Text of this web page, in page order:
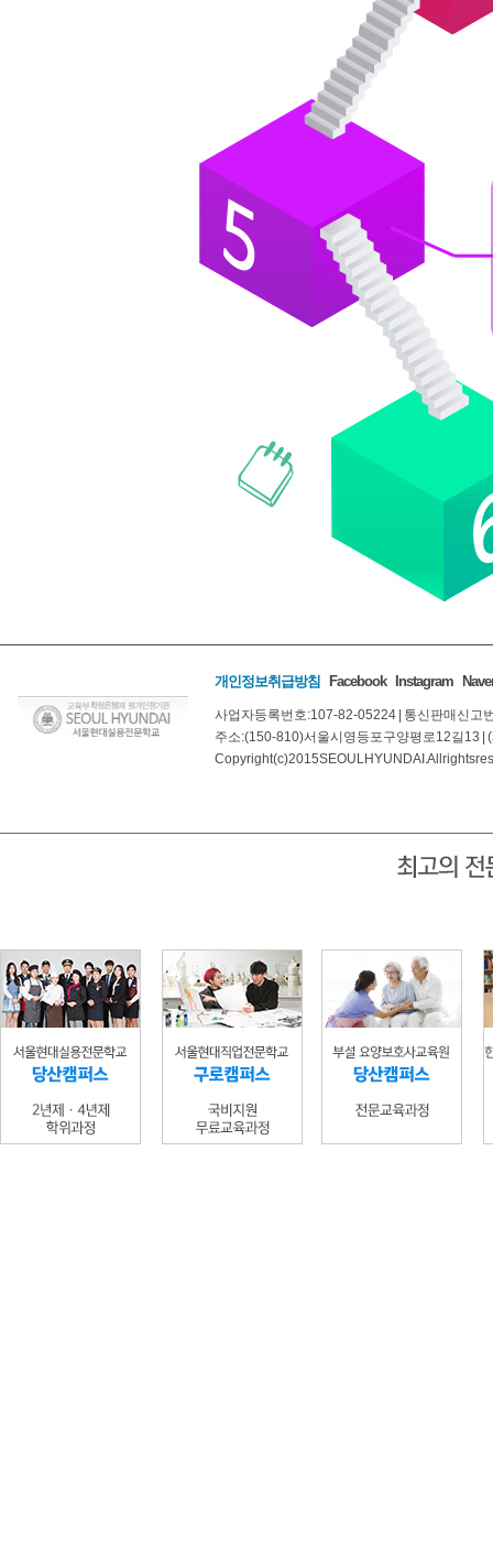
개인정보취급방침 Facebook Instagram
사업자등록번호: 107-82-05224 통신판매신고
주소: (150-810) 서울시 영등포구 양평로 12길 13
Copyright(c) 2015 SEOUL HYUNDAI. All rights